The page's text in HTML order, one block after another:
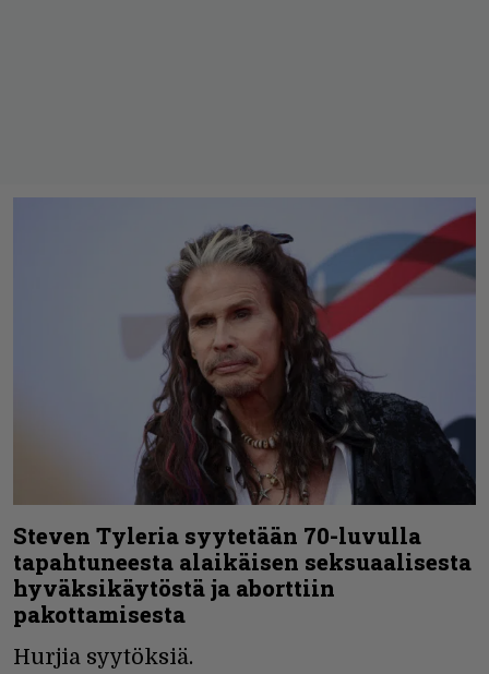
Steven Tyleria syytetään 70-luvulla
tapahtuneesta alaikäisen seksuaalisesta
hyväksikäytöstä ja aborttiin
pakottamisesta
Hurjia syytöksiä.